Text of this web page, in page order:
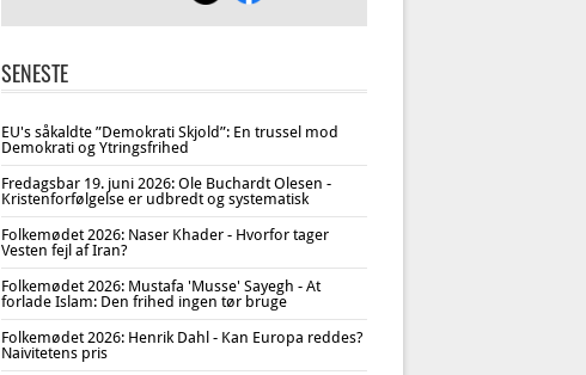
SENESTE
EU's såkaldte ”Demokrati Skjold”: En trussel mod
Demokrati og Ytringsfrihed
Fredagsbar 19. juni 2026: Ole Buchardt Olesen -
Kristenforfølgelse er udbredt og systematisk
Folkemødet 2026: Naser Khader - Hvorfor tager
Vesten fejl af Iran?
Folkemødet 2026: Mustafa 'Musse' Sayegh - At
forlade Islam: Den frihed ingen tør bruge
Folkemødet 2026: Henrik Dahl - Kan Europa reddes?
Naivitetens pris